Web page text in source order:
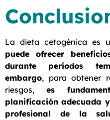
La dieta cetogénica es
puede ofrecer
durante periodos
embargo, para obtener
riesgos, es
planificación adecuada
profesional de la